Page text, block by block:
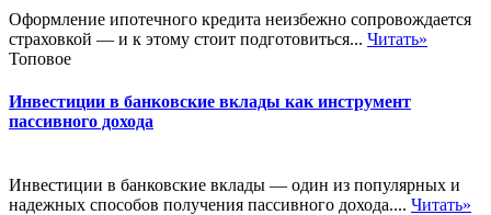
Оформление ипотечного кредита неизбежно сопровождается
страховкой — и к этому стоит подготовиться... Читать»
Топовое
Инвестиции в банковские вклады как инструмент
пассивного дохода
Инвестиции в банковские вклады — один из популярных и
надежных способов получения пассивного дохода.... Читать»